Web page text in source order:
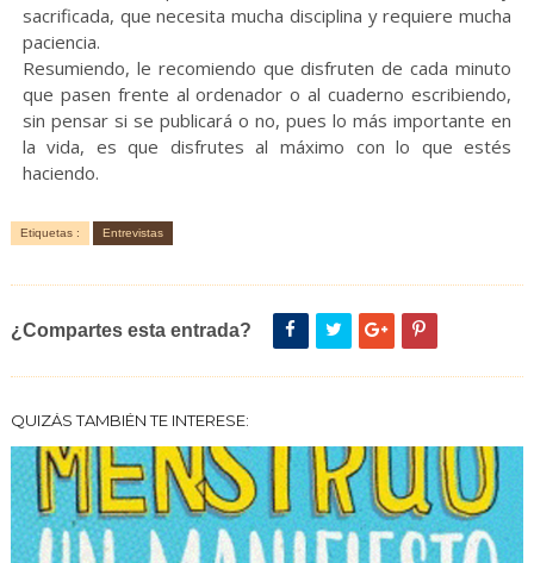
sacrificada, que necesita mucha disciplina y requiere mucha
paciencia.
Resumiendo, le recomiendo que disfruten de cada minuto
que pasen frente al ordenador o al cuaderno escribiendo,
sin pensar si se publicará o no, pues lo más importante en
la vida, es que disfrutes al máximo con lo que estés
haciendo.
Etiquetas : Entrevistas
¿Compartes esta entrada?
QUIZÁS TAMBIÉN TE INTERESE: